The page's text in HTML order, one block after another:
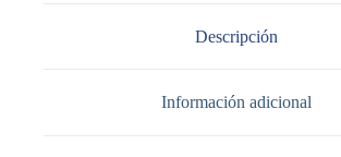
Descripción
Información adicional